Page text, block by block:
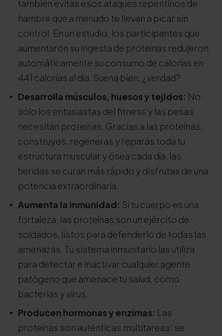
también evitas esos ataques repentinos de
hambre que a menudo te llevan a picar sin
control. En un estudio, los participantes que
aumentaron su ingesta de proteínas redujeron
automáticamente su consumo de calorías en
441 calorías al día. Suena bien, ¿verdad?
Desarrolla músculos, huesos y tejidos: No
sólo los entusiastas del fitness y las pesas
necesitan proteínas. Gracias a las proteínas,
construyes, regeneras y reparas toda tu
estructura muscular y ósea cada día, las
heridas se curan más rápido y disfrutas de una
potencia extraordinaria.
Aumenta la inmunidad: Si tu cuerpo es una
fortaleza, las proteínas son un ejército de
soldados, listos para defenderlo de todas las
amenazas. Tu sistema inmunitario las utiliza
para detectar e inactivar cualquier agente
patógeno que amenace tu salud, como
bacterias y virus.
Producen hormonas y enzimas: Las
proteínas son auténticas multitareas: se